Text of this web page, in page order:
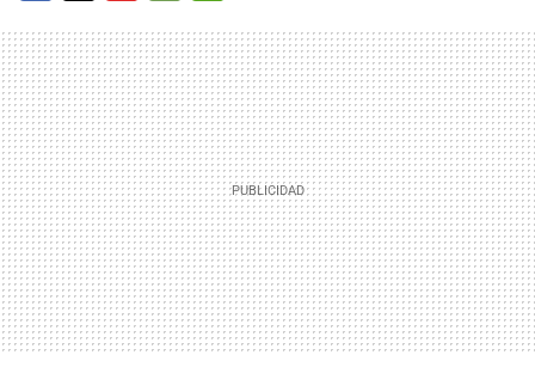
MAIL